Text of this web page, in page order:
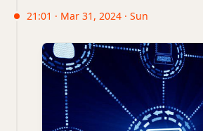
21:01 · Mar 31, 2024 · Sun